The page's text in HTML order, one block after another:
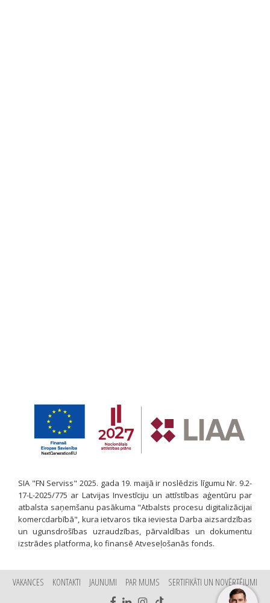
SIA "FN Serviss" 2025. gada 19. maijā ir noslēdzis līgumu Nr. 9.2-
17-L-2025/775 ar Latvijas Investīciju un attīstības aģentūru par
atbalsta saņemšanu pasākuma "Atbalsts procesu digitalizācijai
komercdarbībā", kura ietvaros tika ieviesta Darba aizsardzības
un ugunsdrošības uzraudzības, pārvaldības un dokumentu
izstrādes platforma, ko finansē Atveseļošanās fonds.
VAKANCES KONTAKTI JAUNUMI PAR MUMS SERTIFIKĀTI UN NOVĒRTĒJUMI